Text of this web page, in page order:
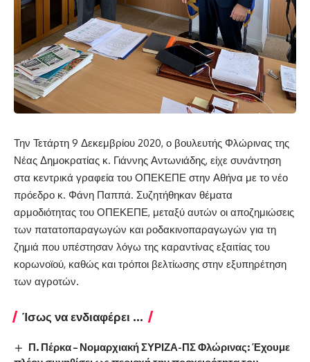
Την Τετάρτη 9 Δεκεμβρίου 2020, ο βουλευτής Φλώρινας της
Νέας Δημοκρατίας κ. Γιάννης Αντωνιάδης, είχε συνάντηση
στα κεντρικά γραφεία του ΟΠΕΚΕΠΕ στην Αθήνα με το νέο
πρόεδρο κ. Φάνη Παππά. Συζητήθηκαν θέματα
αρμοδιότητας του ΟΠΕΚΕΠΕ, μεταξύ αυτών οι αποζημιώσεις
των πατατοπαραγωγών και ροδακινοπαραγωγών για τη
ζημιά που υπέστησαν λόγω της καραντίνας εξαιτίας του
κορωνοϊού, καθώς και τρόποι βελτίωσης στην εξυπηρέτηση
των αγροτών.​
Ίσως να ενδιαφέρει ...
Π. Πέρκα – Νομαρχιακή ΣΥΡΙΖΑ-ΠΣ Φλώρινας: Έχουμε